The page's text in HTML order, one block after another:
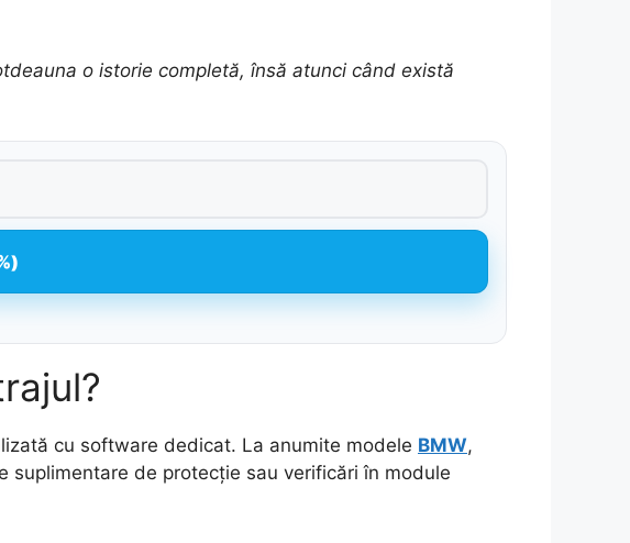
o istorie completă, însă atunci când există
cu software dedicat. La anumite modele BMW,
de protecție sau verificări în module